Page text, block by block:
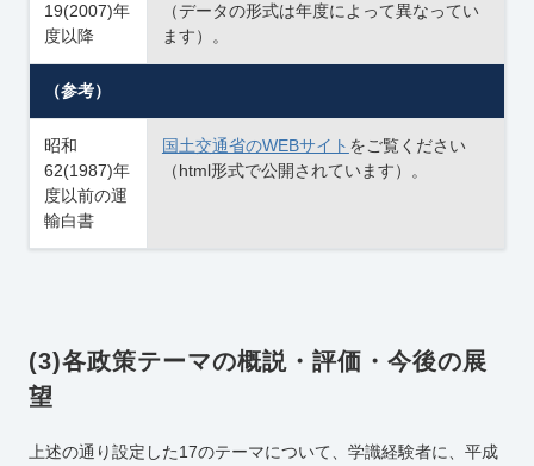
19(2007)年
度以降
（データの形式は年度によって異なってい
ます）。
（参考）
昭和
62(1987)年
度以前の運
輸白書
国土交通省のWEBサイト をご覧ください
（html形式で公開されています）。
(3)各政策テーマの概説・評価・今後の展
望
上述の通り設定した17のテーマについて、学識経験者に、平成